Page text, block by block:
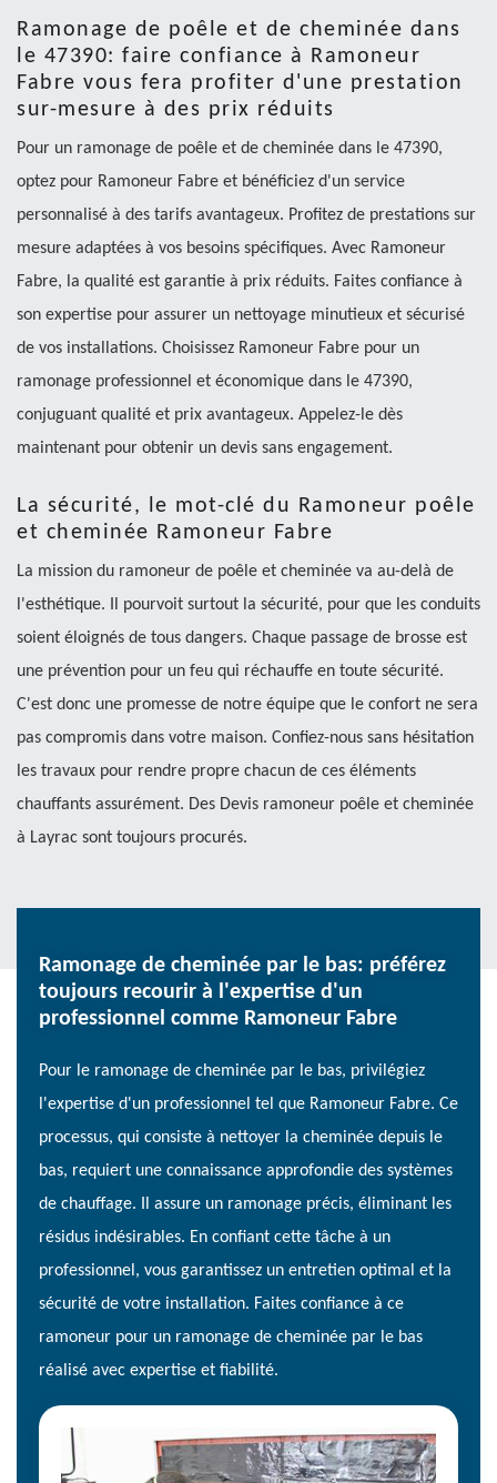
Ramonage de poêle et de cheminée dans
le 47390: faire confiance à Ramoneur
Fabre vous fera profiter d'une prestation
sur-mesure à des prix réduits
Pour un ramonage de poêle et de cheminée dans le 47390,
optez pour Ramoneur Fabre et bénéficiez d'un service
personnalisé à des tarifs avantageux. Profitez de prestations sur
mesure adaptées à vos besoins spécifiques. Avec Ramoneur
Fabre, la qualité est garantie à prix réduits. Faites confiance à
son expertise pour assurer un nettoyage minutieux et sécurisé
de vos installations. Choisissez Ramoneur Fabre pour un
ramonage professionnel et économique dans le 47390,
conjuguant qualité et prix avantageux. Appelez-le dès
maintenant pour obtenir un devis sans engagement.
La sécurité, le mot-clé du Ramoneur poêle
et cheminée Ramoneur Fabre
La mission du ramoneur de poêle et cheminée va au-delà de
l'esthétique. Il pourvoit surtout la sécurité, pour que les conduits
soient éloignés de tous dangers. Chaque passage de brosse est
une prévention pour un feu qui réchauffe en toute sécurité.
C'est donc une promesse de notre équipe que le confort ne sera
pas compromis dans votre maison. Confiez-nous sans hésitation
les travaux pour rendre propre chacun de ces éléments
chauffants assurément. Des Devis ramoneur poêle et cheminée
à Layrac sont toujours procurés.
Ramonage de cheminée par le bas: préférez
toujours recourir à l'expertise d'un
professionnel comme Ramoneur Fabre
Pour le ramonage de cheminée par le bas, privilégiez
l'expertise d'un professionnel tel que Ramoneur Fabre. Ce
processus, qui consiste à nettoyer la cheminée depuis le
bas, requiert une connaissance approfondie des systèmes
de chauffage. Il assure un ramonage précis, éliminant les
résidus indésirables. En confiant cette tâche à un
professionnel, vous garantissez un entretien optimal et la
sécurité de votre installation. Faites confiance à ce
ramoneur pour un ramonage de cheminée par le bas
réalisé avec expertise et fiabilité.